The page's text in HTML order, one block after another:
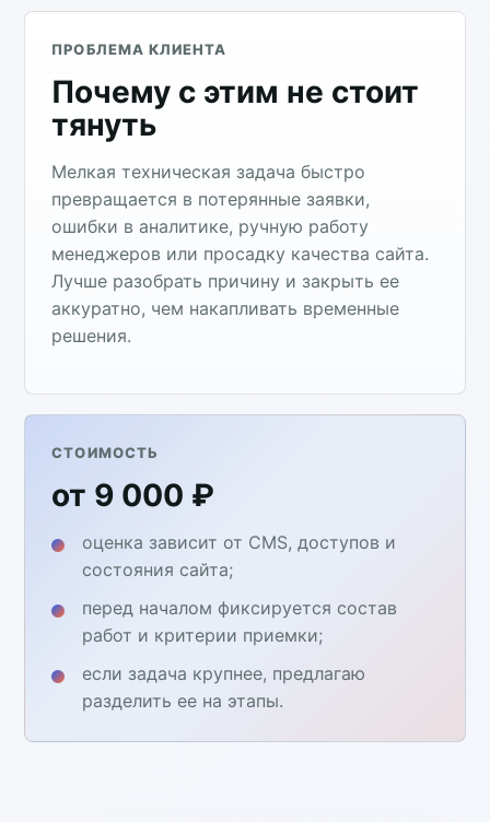
ПРОБЛЕМА КЛИЕНТА
Почему с этим не стоит
тянуть
Мелкая техническая задача быстро
превращается в потерянные заявки,
ошибки в аналитике, ручную работу
менеджеров или просадку качества сайта.
Лучше разобрать причину и закрыть ее
аккуратно, чем накапливать временные
решения.
СТОИМОСТЬ
от 9 000 ₽
оценка зависит от CMS, доступов и
состояния сайта;
перед началом фиксируется состав
работ и критерии приемки;
если задача крупнее, предлагаю
разделить ее на этапы.